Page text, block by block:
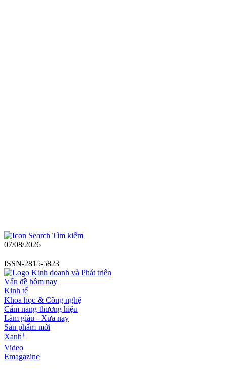
Tìm kiếm
07/08/2026
ISSN-2815-5823
Vấn đề hôm nay
Kinh tế
Khoa học & Công nghệ
Cẩm nang thương hiệu
Làm giàu - Xưa nay
Sản phẩm mới
Xanh+
Video
Emagazine